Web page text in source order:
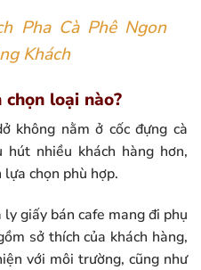
Pha Cà Phê Ngon
Khách
loại nào?
không nằm ở cốc đựng cà
nhiều khách hàng hơn,
chọn phù hợp.
giấy bán cafe mang đi phụ
sở thích của khách hàng,
với môi trường, cũng như